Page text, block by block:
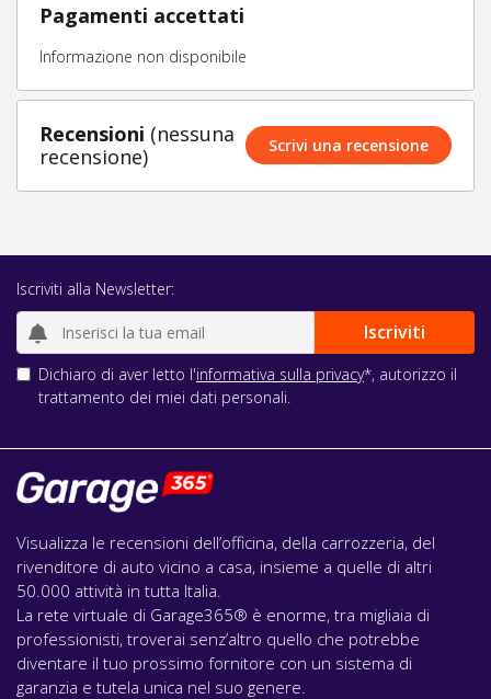
Pagamenti accettati
Informazione non disponibile
Recensioni (nessuna
recensione)
Scrivi una recensione
Iscriviti alla Newsletter:
Dichiaro di aver letto l'informativa sulla privacy*, autorizzo il
trattamento dei miei dati personali.
Visualizza le recensioni dell’officina, della carrozzeria, del
rivenditore di auto vicino a casa, insieme a quelle di altri
50.000 attività in tutta Italia.
La rete virtuale di Garage365® è enorme, tra migliaia di
professionisti, troverai senz’altro quello che potrebbe
diventare il tuo prossimo fornitore con un sistema di
garanzia e tutela unica nel suo genere.